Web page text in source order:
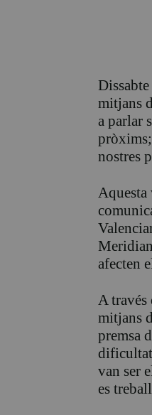
mitjans
a parlar
nostres
Aquesta
afecten
A través
mitjans
premsa
van ser
es